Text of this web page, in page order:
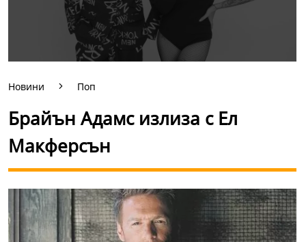
Новини Поп
Брайън Адамс излиза с Ел
Макферсън